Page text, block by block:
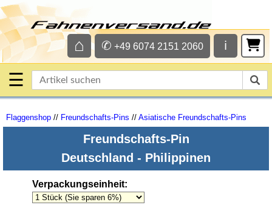
ℹ
✆ +49 6074 2151 2060
⌂
☰
Flaggenshop // Freundschafts-Pins // Asiatische Freundschafts-Pins
Freundschafts-Pin
Deutschland - Philippinen
Verpackungseinheit: